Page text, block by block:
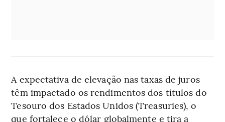
A expectativa de elevação nas taxas de juros
têm impactado os rendimentos dos títulos do
Tesouro dos Estados Unidos (Treasuries), o
que fortalece o dólar globalmente e tira a